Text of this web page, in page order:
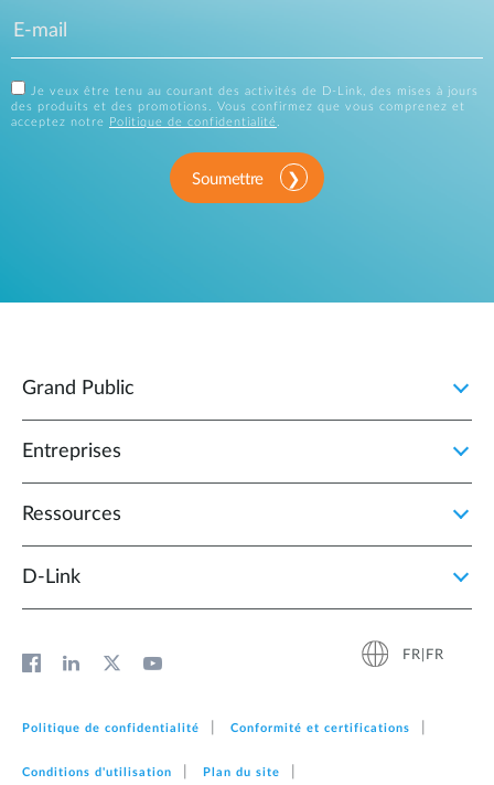
Je veux être tenu au courant des activités de D-Link, des mises à jours
des produits et des promotions. Vous confirmez que vous comprenez et
acceptez notre
Politique de confidentialité.
Soumettre
Grand Public
Entreprises
Ressources
D‑Link
FR|FR
Politique de confidentialité Conformité et certifications
Conditions d'utilisation Plan du site